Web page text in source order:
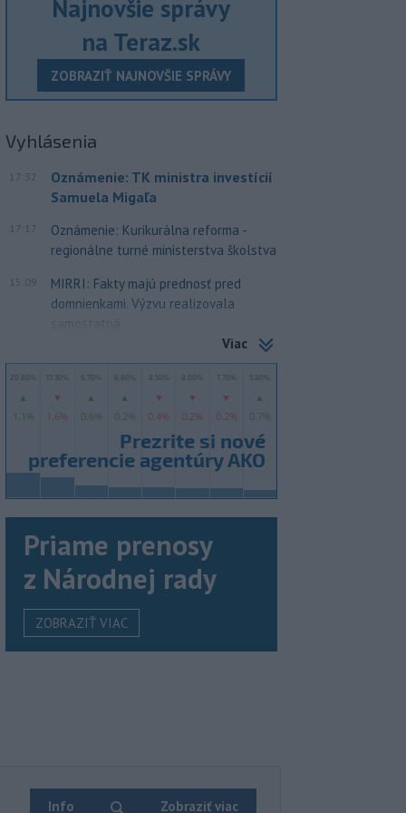
Najnovšie správy
na Teraz.sk
ZOBRAZIŤ NAJNOVŠIE SPRÁVY
Vyhlásenia
17:32
Oznámenie: TK ministra investícií
Samuela Migaľa
17:17
Oznámenie: Kurikurálna reforma -
regionálne turné ministerstva školstva
15:09
MIRRI: Fakty majú prednosť pred
domnienkami. Výzvu realizovala
samostatná...
Viac
Priame prenosy
z Národnej rady
ZOBRAZIŤ VIAC
Info Zobraziť viac